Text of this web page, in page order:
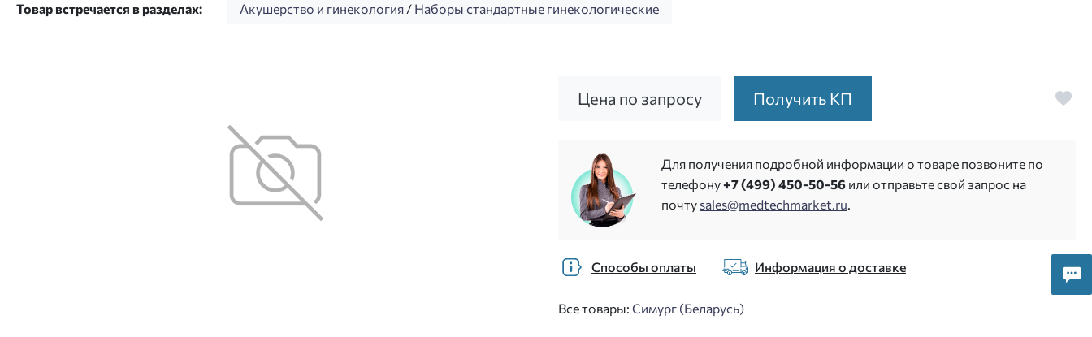
Товар встречается в разделах: Акушерство и гинекология / Наборы стандартные гинекологические
Цена по запросу Получить КП
Для получения подробной информации о товаре позвоните по
телефону+7 (499) 450-50-56 или отправьте свой запрос на
почту sales@medtechmarket.ru.
Способы оплаты Информация о доставке
Все товары: Симург (Беларусь)